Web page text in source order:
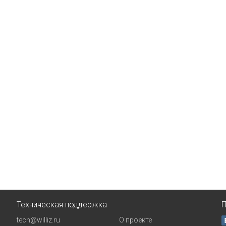
Техническая поддержка
tech@williz.ru О проекте